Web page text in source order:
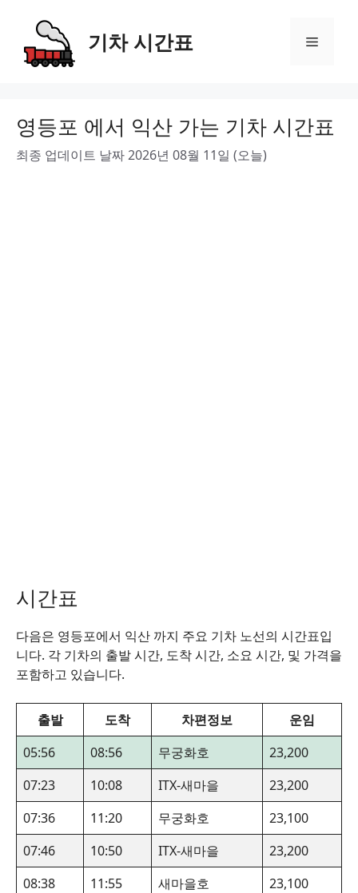
content
기차 시간표 Menu
영등포 에서 익산 가는 기차 시간표
최종 업데이트 날짜 2026년 08월 11일 (오늘)
시간표
다음은 영등포에서 익산 까지 주요 기차 노선의 시간표입
니다. 각 기차의 출발 시간, 도착 시간, 소요 시간, 및 가격을
포함하고 있습니다.
출발 도착 차편정보
운임
05:56
08:56 무궁화호
23,200
07:23
10:08 ITX-새마을
23,200
07:36
11:20 무궁화호
23,100
07:46
10:50 ITX-새마을
23,200
08:38
11:55 새마을호
23,100